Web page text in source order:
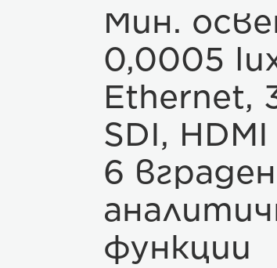
Мин.
0,0005
Ethernet,
SDI, HDMI
6
функции